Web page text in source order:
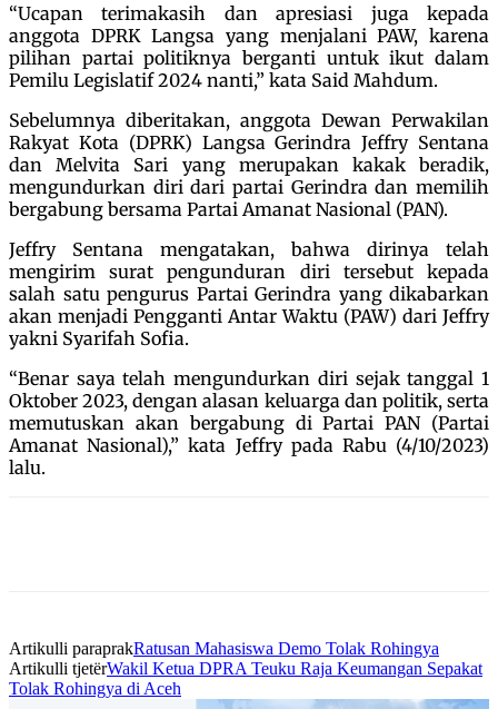
“Ucapan terimakasih dan apresiasi juga kepada
anggota DPRK Langsa yang menjalani PAW, karena
pilihan partai politiknya berganti untuk ikut dalam
Pemilu Legislatif 2024 nanti,” kata Said Mahdum.
Sebelumnya diberitakan, anggota Dewan Perwakilan
Rakyat Kota (DPRK) Langsa Gerindra Jeffry Sentana
dan Melvita Sari yang merupakan kakak beradik,
mengundurkan diri dari partai Gerindra dan memilih
bergabung bersama Partai Amanat Nasional (PAN).
Jeffry Sentana mengatakan, bahwa dirinya telah
mengirim surat pengunduran diri tersebut kepada
salah satu pengurus Partai Gerindra yang dikabarkan
akan menjadi Pengganti Antar Waktu (PAW) dari Jeffry
yakni Syarifah Sofia.
“Benar saya telah mengundurkan diri sejak tanggal 1
Oktober 2023, dengan alasan keluarga dan politik, serta
memutuskan akan bergabung di Partai PAN (Partai
Amanat Nasional),” kata Jeffry pada Rabu (4/10/2023)
lalu.
Artikulli paraprakRatusan Mahasiswa Demo Tolak Rohingya
Artikulli tjetërWakil Ketua DPRA Teuku Raja Keumangan Sepakat
Tolak Rohingya di Aceh